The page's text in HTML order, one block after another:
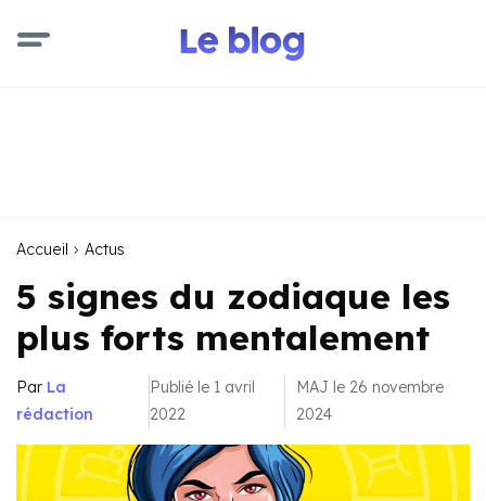
Accueil Actus
5 signes du zodiaque les
plus forts mentalement
Par La
rédaction
Publié le 1 avril
2022
MAJ le 26 novembre
2024